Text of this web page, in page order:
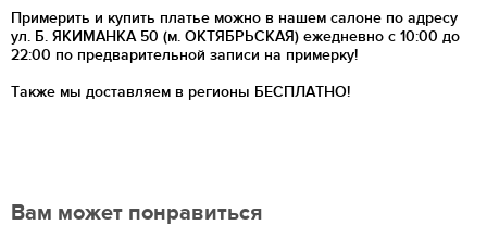
Примерить и купить платье можно в нашем салоне по адресу
ул. Б. ЯКИМАНКА 50 (м. ОКТЯБРЬСКАЯ) ежедневно с 10:00 до
22:00 по предварительной записи на примерку!
Также мы доставляем в регионы БЕСПЛАТНО!
Вам может понравиться